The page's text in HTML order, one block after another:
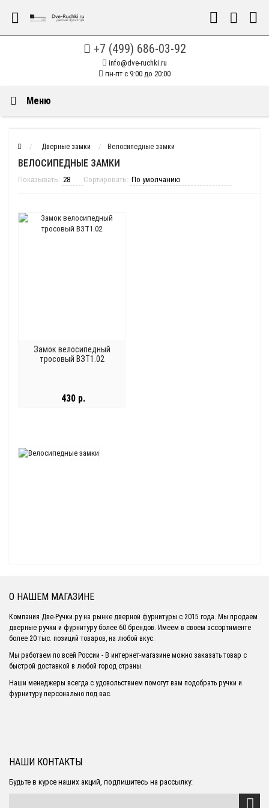
+7 (499) 686-03-92
info@dve-ruchki.ru
пн-пт с 9:00 до 20:00
Меню
Дверные замки Велосипедные замки
ВЕЛОСИПЕДНЫЕ ЗАМКИ
Показывать: Сортировать:
Замок велосипедный
тросовый ВЗТ1.02
430 р.
О НАШЕМ МАГАЗИНЕ
Компания Две-Ручки.ру на рынке дверной фурнитуры с 2015 года. Мы продаем
дверные ручки и фурнитуру более 60 брендов. Имеем в своем ассортименте
более 20 тыс. позиций товаров, на любой вкус.
Мы работаем по всей России - В интернет-магазине можно заказать товар с
быстрой доставкой в любой город страны.
Наши менеджеры всегда с удовольствием помогут вам подобрать ручки и
фурнитуру персонально под вас.
НАШИ КОНТАКТЫ
Будьте в курсе наших акций, подпишитесь на рассылку: